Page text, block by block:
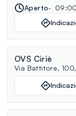
Aperto
OVS Ciriè
Via Battitore,